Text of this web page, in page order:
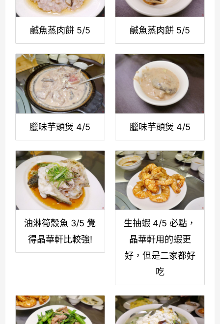
鹹魚蒸肉餅 5/5 鹹魚蒸肉餅 5/5
臘味芋頭煲 4/5 臘味芋頭煲 4/5
油淋筍殼魚 3/5 覺
得晶華軒比較強!
生抽蝦 4/5 必點，
晶華軒用的蝦更
好，但是二家都好
吃